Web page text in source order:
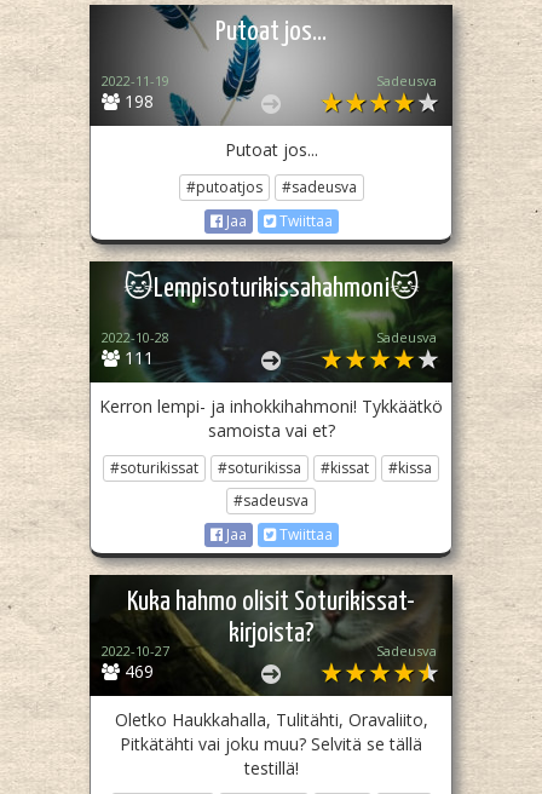
Putoat jos...
198
2022-11-19 Sadeusva
Putoat jos...
#putoatjos
#sadeusva
Jaa
Twiittaa
🐱Lempisoturikissahahmoni🐱
111
2022-10-28 Sadeusva
Kerron lempi- ja inhokkihahmoni! Tykkäätkö
samoista vai et?
#soturikissat #soturikissa #kissat
#kissa
#sadeusva
Jaa
Twiittaa
Kuka hahmo olisit Soturikissat-
kirjoista?
469
2022-10-27 Sadeusva
Oletko Haukkahalla, Tulitähti, Oravaliito,
Pitkätähti vai joku muu? Selvitä se tällä
testillä!